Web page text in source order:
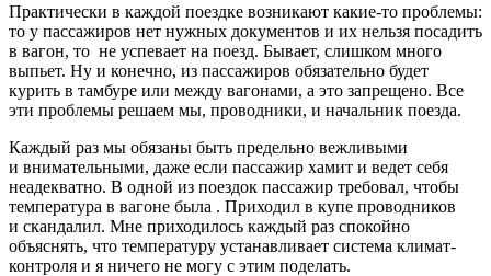
Практически в каждой поездке возникают какие-то проблемы:
то у пассажиров нет нужных документов и их нельзя посадить
в вагон, то не успевает на поезд. Бывает, слишком много
выпьет. Ну и конечно, из пассажиров обязательно будет
курить в тамбуре или между вагонами, а это запрещено. Все
эти проблемы решаем мы, проводники, и начальник поезда.
Каждый раз мы обязаны быть предельно вежливыми
и внимательными, даже если пассажир хамит и ведет себя
неадекватно. В одной из поездок пассажир требовал, чтобы
температура в вагоне была . Приходил в купе проводников
и скандалил. Мне приходилось каждый раз спокойно
объяснять, что температуру устанавливает система климат-
контроля и я ничего не могу с этим поделать.